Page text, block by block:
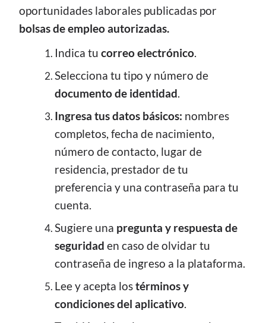
oportunidades laborales publicadas por
bolsas de empleo autorizadas.
Indica tu correo electrónico.
Selecciona tu tipo y número de
documento de identidad.
Ingresa tus datos básicos: nombres
completos, fecha de nacimiento,
número de contacto, lugar de
residencia, prestador de tu
preferencia y una contraseña para tu
cuenta.
Sugiere una pregunta y respuesta de
seguridad en caso de olvidar tu
contraseña de ingreso a la plataforma.
Lee y acepta lostérminos y
condiciones del aplicativo.